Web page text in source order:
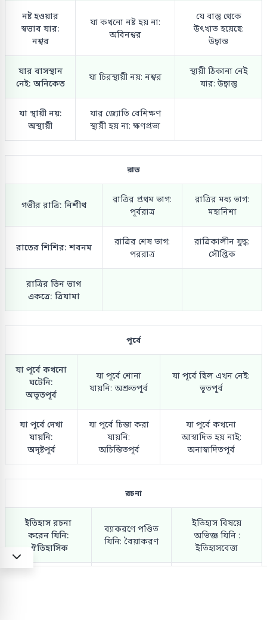
নষ্ট হওয়ার
স্বভাব যার:
নশ্বর
যা কখনো নষ্ট হয় না:
অবিনশ্বর
যে বাস্তু থেকে
উৎখাত হয়েছে:
উদ্বাস্ত
যার বাসস্থান
নেই: অনিকেত
যা চিরস্থায়ী নয়: নশ্বর
স্থায়ী ঠিকানা নেই
যার: উদ্বাস্তু
যা স্থায়ী নয়:
অস্থায়ী
যার জ্যোতি বেশিক্ষণ
স্থায়ী হয় না: ক্ষণপ্রভা
রাত
গভীর রাত্রি: নিশীথ
রাত্রির প্রথম ভাগ:
পূর্বরাত্র
রাত্রির মধ্য ভাগ:
মহানিশা
রাতের শিশির: শবনম
রাত্রির শেষ ভাগ:
পররাত্র
রাত্রিকালীন যুদ্ধ:
সৌপ্তিক
রাত্রির তিন ভাগ
একত্রে: ত্রিযামা
পূর্বে
যা পূর্বে কখনো
ঘটেনি:
অভূতপূর্ব
যা পূর্বে শোনা
যায়নি: অশ্রুতপূর্ব
যা পূর্বে ছিল এখন নেই:
ভূতপূর্ব
যা পূর্বে দেখা
যায়নি:
অদৃষ্টপূর্ব
যা পূর্বে চিন্তা করা
যায়নি:
অচিন্তিতপূর্ব
যা পূর্বে কখনো
আস্বাদিত হয় নাই:
অনাস্বাদিতপূর্ব
রচনা
ইতিহাস রচনা
করেন যিনি:
ঐতিহাসিক
ব্যাকরণে পণ্ডিত
যিনি: বৈয়াকরণ
ইতিহাস বিষয়ে
অভিজ্ঞ যিনি :
ইতিহাসবেত্তা